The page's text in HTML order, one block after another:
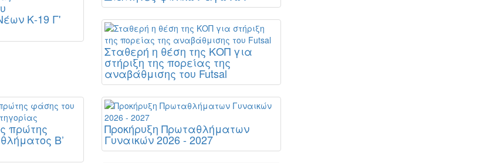
Κ-19 Γ'
Σταθερή η θέση της ΚΟΠ για
στήριξη της πορείας της
αναβάθμισης του Futsal
πρώτης
Β’
Προκήρυξη Πρωταθλήματων
Γυναικών 2026 - 2027